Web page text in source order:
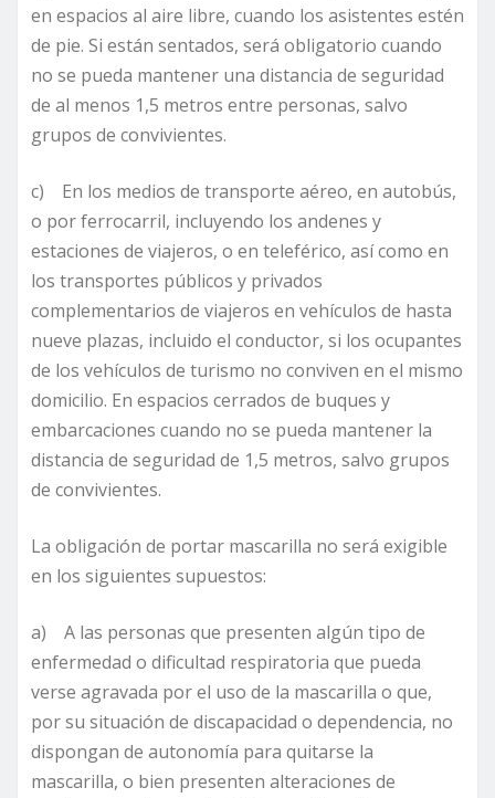
en espacios al aire libre, cuando los asistentes estén
de pie. Si están sentados, será obligatorio cuando
no se pueda mantener una distancia de seguridad
de al menos 1,5 metros entre personas, salvo
grupos de convivientes.
c) En los medios de transporte aéreo, en autobús,
o por ferrocarril, incluyendo los andenes y
estaciones de viajeros, o en teleférico, así como en
los transportes públicos y privados
complementarios de viajeros en vehículos de hasta
nueve plazas, incluido el conductor, si los ocupantes
de los vehículos de turismo no conviven en el mismo
domicilio. En espacios cerrados de buques y
embarcaciones cuando no se pueda mantener la
distancia de seguridad de 1,5 metros, salvo grupos
de convivientes.
La obligación de portar mascarilla no será exigible
en los siguientes supuestos:
a) A las personas que presenten algún tipo de
enfermedad o dificultad respiratoria que pueda
verse agravada por el uso de la mascarilla o que,
por su situación de discapacidad o dependencia, no
dispongan de autonomía para quitarse la
mascarilla, o bien presenten alteraciones de